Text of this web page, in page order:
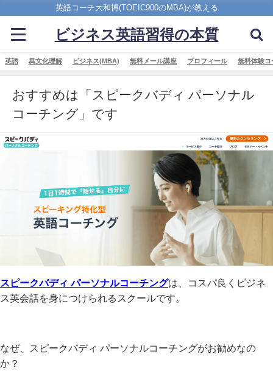
英語コーチ大和博(TOEIC900のMBA)が教える
ビジネス英語習得の本質
英語 異文化理解 ビジネス(MBA) 無料メール講座 プロフィール 無料体験コ
おすすめは「スピークバディ パーソナル
コーチング」です
スピークバディ パーソナルコーチングは、コスパ良くビジネ
ス英会話を身につけられるスクールです。
なぜ、スピークバディ パーソナルコーチングがお勧めなの
か？